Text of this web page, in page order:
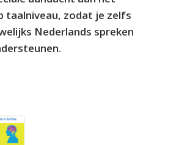
taalniveau, zodat je zelfs
Nederlands spreken